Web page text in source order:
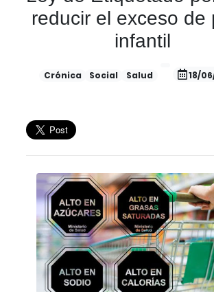
reducir el exceso de
infantil
Crónica Social Salud 18/